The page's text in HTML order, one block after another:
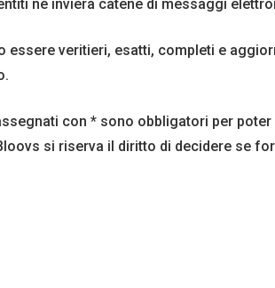
né invierà catene di messaggi
essere veritieri, esatti, completi e
con * sono obbligatori per
si riserva il diritto di decidere se